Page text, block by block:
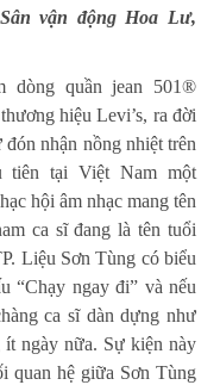
vận động Hoa Lư,
dòng quần jean 501®
hiệu Levi’s, ra đời
nhận nồng nhiệt trên
tiên tại Việt Nam một
hội âm nhạc mang tên
ca sĩ đang là tên tuổi
Liệu Sơn Tùng có biểu
“Chạy ngay đi” và nếu
ca sĩ dàn dựng như
ít ngày nữa. Sự kiện này
quan hệ giữa Sơn Tùng